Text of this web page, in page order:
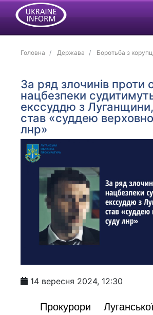
Головна Держава Боротьба з
За ряд злочинів проти
нацбезпеки
екссуддю з
став «суддею
лнр»
14 вересня 2024, 12:30
Прокурори